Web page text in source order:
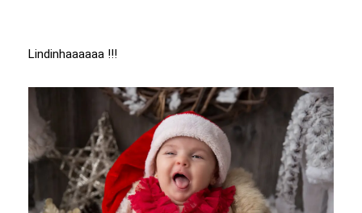
Lindinhaaaaaa !!!